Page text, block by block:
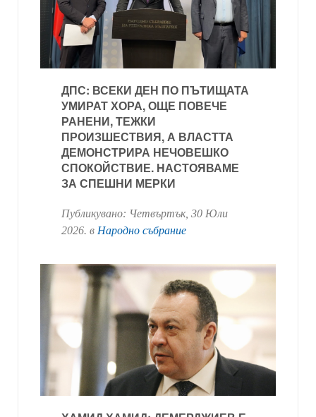
ДПС: ВСЕКИ ДЕН ПО ПЪТИЩАТА
УМИРАТ ХОРА, ОЩЕ ПОВЕЧЕ
РАНЕНИ, ТЕЖКИ
ПРОИЗШЕСТВИЯ, А ВЛАСТТА
ДЕМОНСТРИРА НЕЧОВЕШКО
СПОКОЙСТВИЕ. НАСТОЯВАМЕ
ЗА СПЕШНИ МЕРКИ
Публикувано: Четвъртък, 30 Юли
2026. в Народно събрание